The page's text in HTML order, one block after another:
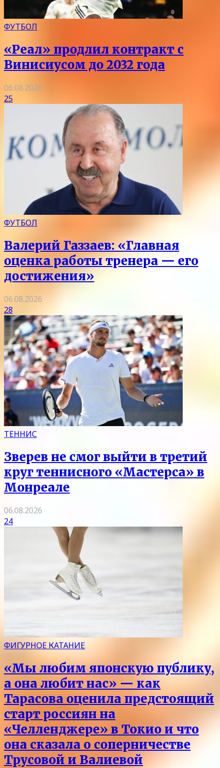
ФУТБОЛ
«Реал» продлил контракт с
Винисиусом до 2032 года
06.08.2026
25
ФУТБОЛ
Валерий Газзаев: «Главная
оценка работы тренера — его
достижения»
06.08.2026
28
ТЕННИС
Зверев не смог выйти в третий
круг теннисного «Мастерса» в
Монреале
06.08.2026
24
ФИГУРНОЕ КАТАНИЕ
«Мы любим японскую публику,
а она любит нас» — как
Тарасова оценила предстоящий
старт россиян на
«Челленджере» в Токио и что
она сказала о соперничестве
Трусовой и Валиевой